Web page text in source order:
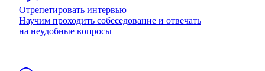
Отрепетировать интервью
Научим проходить собеседование и отвечать
на неудобные вопросы